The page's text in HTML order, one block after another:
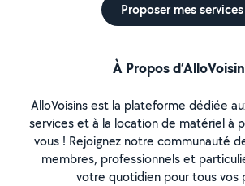
Proposer mes services
À Propos
AlloVoisins est la plateforme dédiée
services et à la location de matériel à
vous ! Rejoignez notre communauté
membres, professionnels et
votre quotidien pour tous vos